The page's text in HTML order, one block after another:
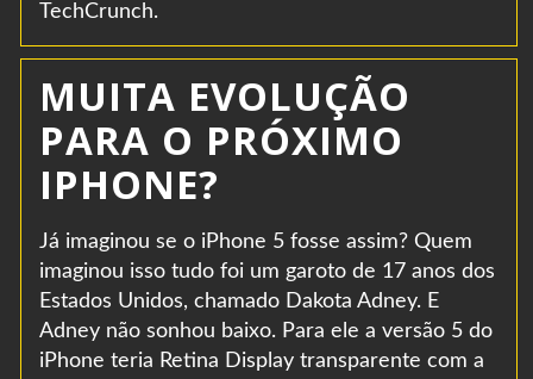
TechCrunch.
MUITA EVOLUÇÃO
PARA O PRÓXIMO
IPHONE?
Já imaginou se o iPhone 5 fosse assim? Quem
imaginou isso tudo foi um garoto de 17 anos dos
Estados Unidos, chamado Dakota Adney. E
Adney não sonhou baixo. Para ele a versão 5 do
iPhone teria Retina Display transparente com a